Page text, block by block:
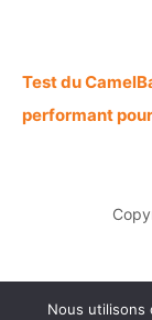
Test du
performant
Nous utilisons